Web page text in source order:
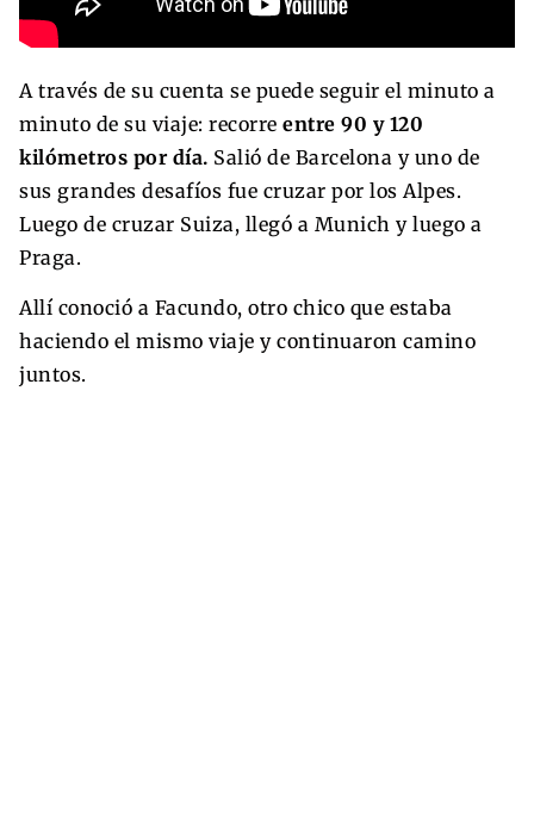
A través de su cuenta se puede seguir el minuto a
minuto de su viaje: recorre entre 90 y 120
kilómetros por día. Salió de Barcelona y uno de
sus grandes desafíos fue cruzar por los Alpes.
Luego de cruzar Suiza, llegó a Munich y luego a
Praga.
Allí conoció a Facundo, otro chico que estaba
haciendo el mismo viaje y continuaron camino
juntos.